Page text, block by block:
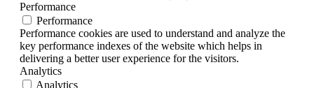
Performance
Performance
Performance cookies are used to understand and analyze the
key performance indexes of the website which helps in
delivering a better user experience for the visitors.
Analytics
Analytics